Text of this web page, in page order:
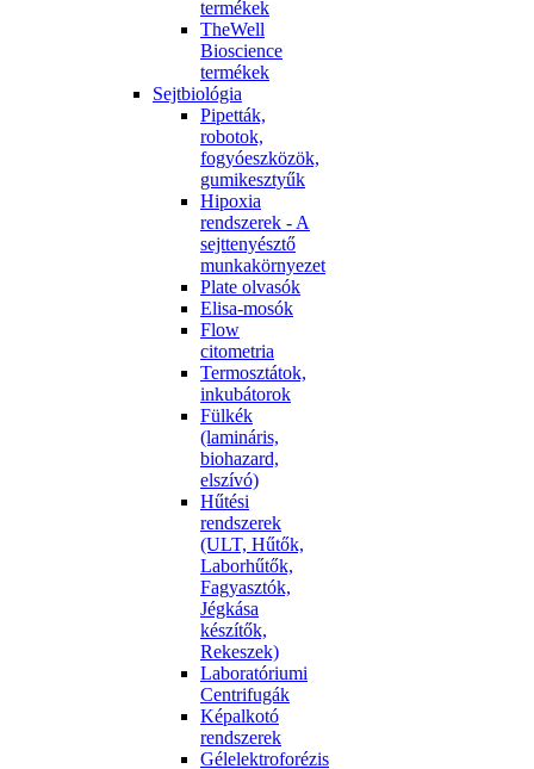
termékek
TheWell
Bioscience
termékek
Sejtbiológia
Pipetták,
robotok,
fogyóeszközök,
gumikesztyűk
Hipoxia
rendszerek - A
sejttenyésztő
munkakörnyezet
Plate olvasók
Elisa-mosók
Flow
citometria
Termosztátok,
inkubátorok
Fülkék
(lamináris,
biohazard,
elszívó)
Hűtési
rendszerek
(ULT, Hűtők,
Laborhűtők,
Fagyasztók,
Jégkása
készítők,
Rekeszek)
Laboratóriumi
Centrifugák
Képalkotó
rendszerek
Gélelektroforézis